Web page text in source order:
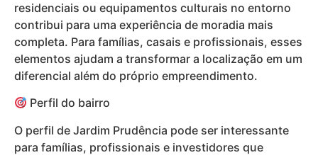
residenciais ou equipamentos culturais no entorno
contribui para uma experiência de moradia mais
completa. Para famílias, casais e profissionais, esses
elementos ajudam a transformar a localização em um
diferencial além do próprio empreendimento.
Perfil do bairro
O perfil de Jardim Prudência pode ser interessante
para famílias, profissionais e investidores que